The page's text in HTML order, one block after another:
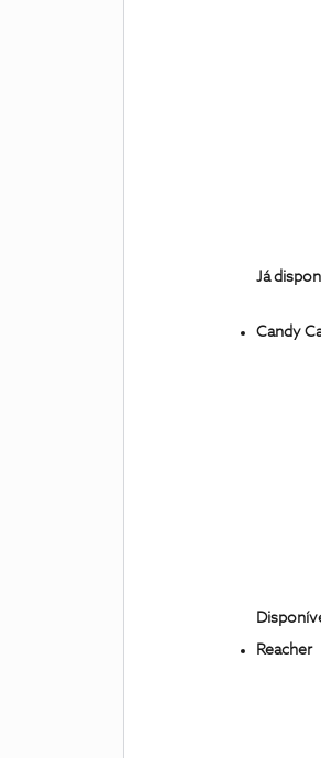
Já
Candy
Reacher